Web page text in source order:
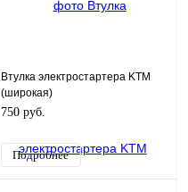
Втулка электростартера KTM
(широкая)
750 руб.
Подробнее